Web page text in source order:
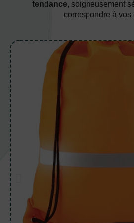
tendance, soigneusement
correspondre à vos